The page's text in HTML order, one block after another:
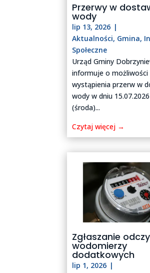
Przerwy w
wody
lip 13, 2026 |
Aktualności, Gmina,
Społeczne
Urząd Gminy
informuje o możliwości
wystąpienia przerw w
wody w dniu
(środa)...
Czytaj więcej →
Zgłaszanie
wodomierzy
dodatkowych
lip 1, 2026 |